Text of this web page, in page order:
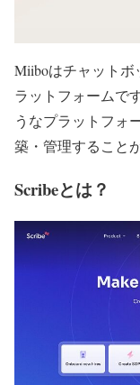
Miiboはチャット
ラットフォームで
うなプラットフォ
築・管理すること
Scribeとは？